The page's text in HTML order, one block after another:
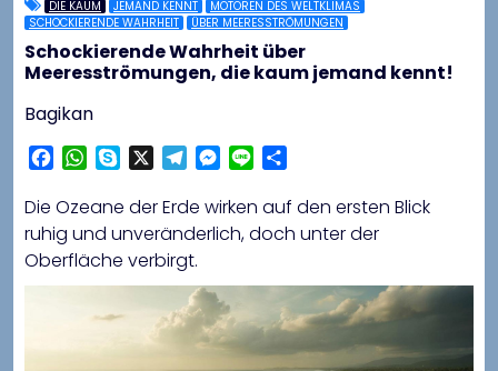
DIE KAUM JEMAND KENNT
MOTOREN DES WELTKLIMAS
SCHOCKIERENDE WAHRHEIT
ÜBER MEERESSTRÖMUNGEN
Schockierende Wahrheit über
Meeresströmungen, die kaum jemand kennt!
Bagikan
Facebook
WhatsApp
Skype Telegram
Messenger
Line
Die Ozeane der Erde wirken auf den ersten Blick
ruhig und unveränderlich, doch unter der
Oberfläche verbirgt.